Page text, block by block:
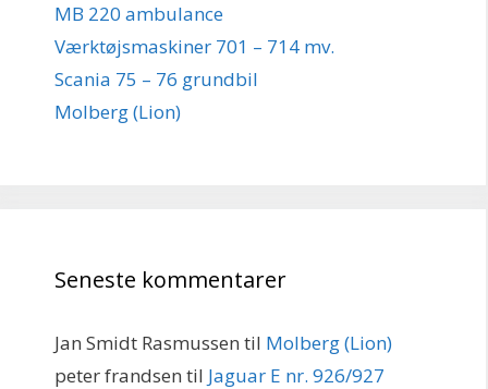
MB 220 ambulance
Værktøjsmaskiner 701 – 714 mv.
Scania 75 – 76 grundbil
Molberg (Lion)
Seneste kommentarer
Jan Smidt Rasmussen til Molberg (Lion)
peter frandsen til Jaguar E nr. 926/927